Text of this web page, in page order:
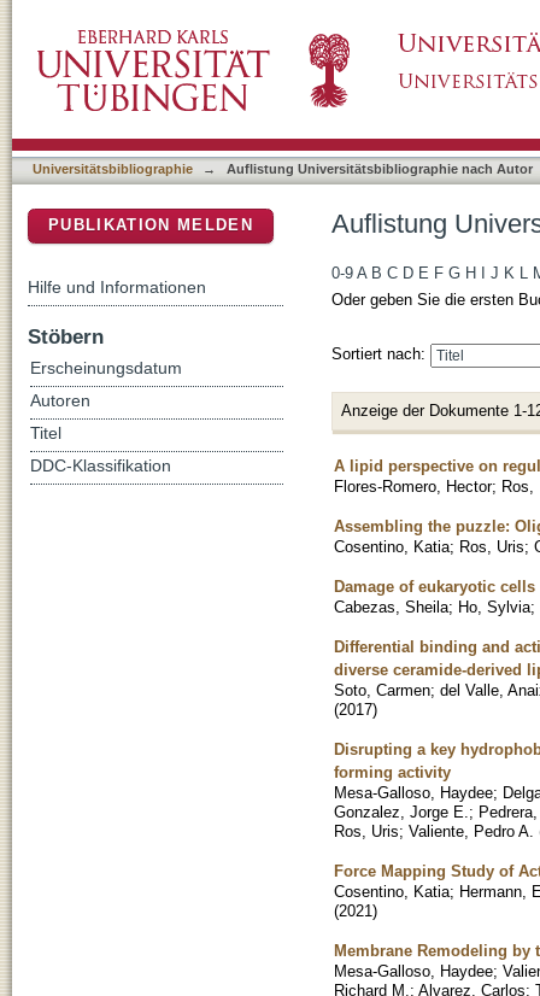
Universitätsbibliographie → Auflistung Universitätsbibliographie nach Autor
Auflistung
0-9 A B C D E F G H J K L
Oder geben Sie die ersten
Sortiert nach:
Anzeige der Dokumente 1-
A lipid perspective on
Flores-Romero, Hector; Ros,
Assembling the puzzle:
Cosentino, Katia; Ros, Uris;
Damage of eukaryotic
Cabezas, Sheila; Ho, Sylvia;
Differential binding and
diverse ceramide-derived
Soto, Carmen; del Valle,
(2017)
Disrupting a key
forming activity
Mesa-Galloso, Haydee;
Gonzalez, Jorge E. ;
Ros, Uris; Valiente, Pedro A.
Force Mapping Study of
Cosentino, Katia; Hermann,
(2021)
Membrane Remodeling
Mesa-Galloso, Haydee;
Richard M. ; Alvarez, Carlos;
PUBLIKATION MELDEN
Hilfe und Informationen
Stöbern
Erscheinungsdatum
Autoren
Titel
DDC-Klassifikation